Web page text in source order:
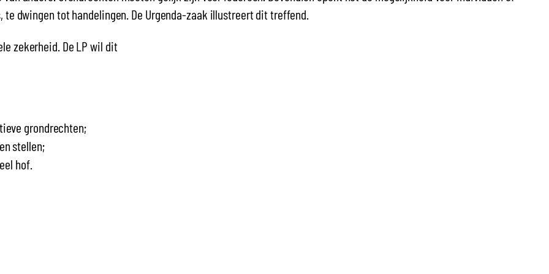
dwingen tot handelingen. De Urgenda-zaak illustreert dit treffend.
zekerheid. De LP wil dit
grondrechten;
stellen;
hof.